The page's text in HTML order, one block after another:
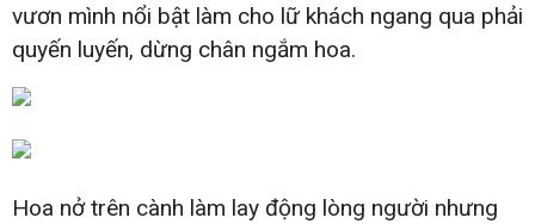
vươn mình nổi bật làm cho lữ khách ngang qua phải
quyến luyến, dừng chân ngắm hoa.
Hoa nở trên cành làm lay động lòng người nhưng